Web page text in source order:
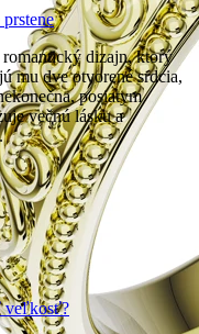
romantický dizajn, ktorý
mu dve otvorené srdcia,
posiatym
večnú lásku a
Prírodné kamene €
veľkosť?